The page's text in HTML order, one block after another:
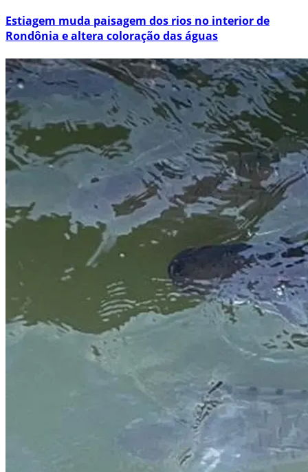
Estiagem muda paisagem dos rios no interior de
Rondônia e altera coloração das águas